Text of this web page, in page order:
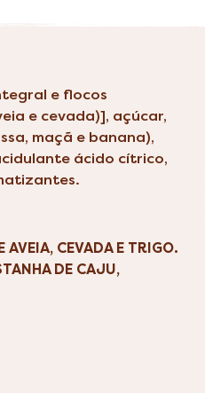
e flocos
e cevada)], açúcar,
maçã e banana),
ácido cítrico,
AVEIA, CEVADA E TRIGO.
DE CAJU,